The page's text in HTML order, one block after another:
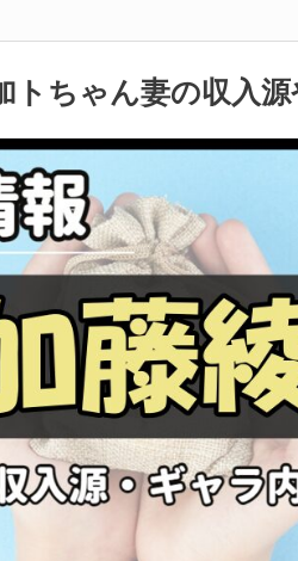
トちゃん妻の収入源